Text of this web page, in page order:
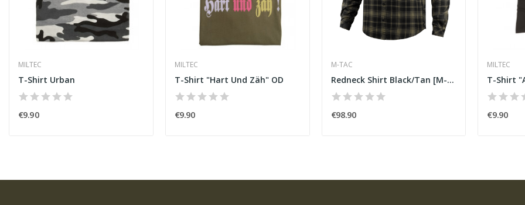
MILTEC
T-Shirt Urban
€9.90
MILTEC
T-Shirt "Hart Und Zäh" OD
€9.90
M-TAC
Redneck Shirt Black/Tan [M-Tac]
€98.90
MILTEC
T-Shirt
€9.90